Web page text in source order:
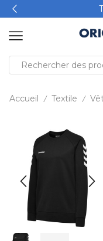
Accueil / Textile /